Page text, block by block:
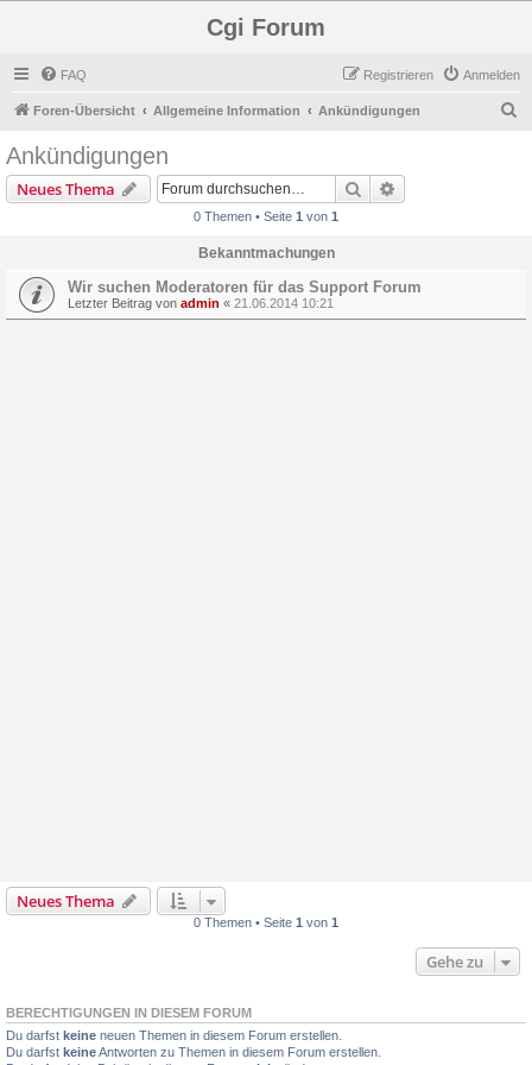
Cgi Forum
FAQ Anmelden
Registrieren
Foren-Übersicht Allgemeine Information Ankündigungen
Ankündigungen
Neues Thema Suche
0 Themen • Seite 1 von 1
Bekanntmachungen
Wir suchen Moderatoren für das Support Forum
Letzter Beitrag von admin « 21.06.2014 10:21
Neues Thema
0 Themen • Seite 1 von 1
Gehe zu
BERECHTIGUNGEN IN DIESEM FORUM
Du darfst keine neuen Themen in diesem Forum erstellen.
Du darfst keineAntworten zu Themen in diesem Forum erstellen.